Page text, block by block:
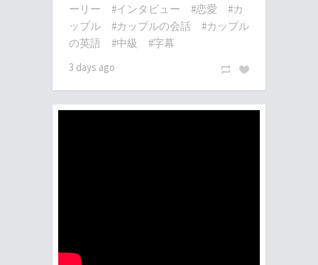
ーリー
#インタビュー #恋愛
#カ
ップル
#カップルの会話
#カップル
の英語
#中級
#字幕
3 days ago